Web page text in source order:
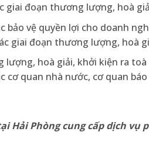
giai đoạn thương lượng, hoà
bảo vệ quyền lợi cho doanh
giai đoạn thương lượng, hoà
hoà giải, khởi kiện ra toà
cơ quan nhà nước, cơ quan
Hải Phòng cung cấp dịchvụ